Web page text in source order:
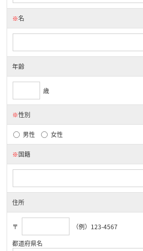
※名
年齢
歳
※性別
男性 女性
※国籍
住所
〒
（例）123-4567
都道府県名